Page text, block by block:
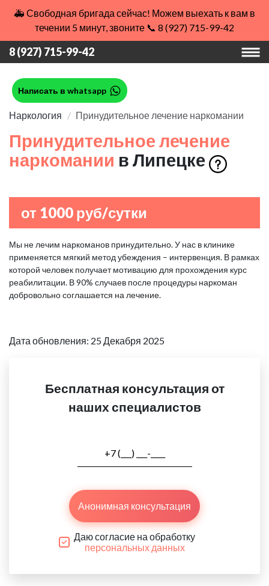
🚑 Свободная бригада сейчас! Можем выехать к вам в
течении 5 минут, звоните 📞 8 (927) 715-99-42
8 (927) 715-99-42
Написать в whatsapp
Наркология Принудительное лечение наркомании
Принудительное лечение
наркомании в Липецке
от 1000 руб/сутки
Мы не лечим наркоманов принудительно. У нас в клинике
применяется мягкий метод убеждения – интервенция. В рамках
которой человек получает мотивацию для прохождения курс
реабилитации. В 90% случаев после процедуры наркоман
добровольно соглашается на лечение.
Дата обновления: 25 Декабря 2025
Бесплатная консультация от
наших специалистов
Анонимная консультация
Даю согласие на обработку
персональных данных